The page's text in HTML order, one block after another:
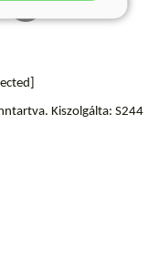
Kiszolgálta: S244